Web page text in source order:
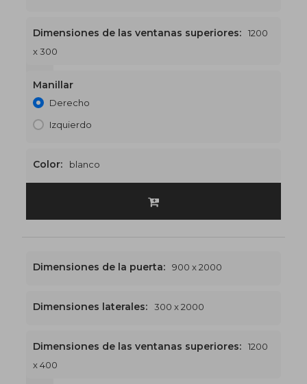
Dimensiones de las ventanas superiores:
1200
x 300
Manillar
Derecho
Izquierdo
Color: blanco
Dimensiones de la puerta: 900 x 2000
Dimensiones laterales: 300 x 2000
Dimensiones de las ventanas superiores:
1200
x 400